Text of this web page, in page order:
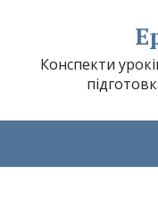
Конспекти